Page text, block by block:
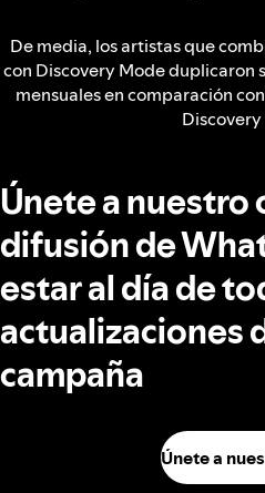
De media, los artistas que
con Discovery Mode duplicaron
mensuales en comparación
Únete a nuestro
difusión de
estar al día de
actualizaciones
campaña
Únete a